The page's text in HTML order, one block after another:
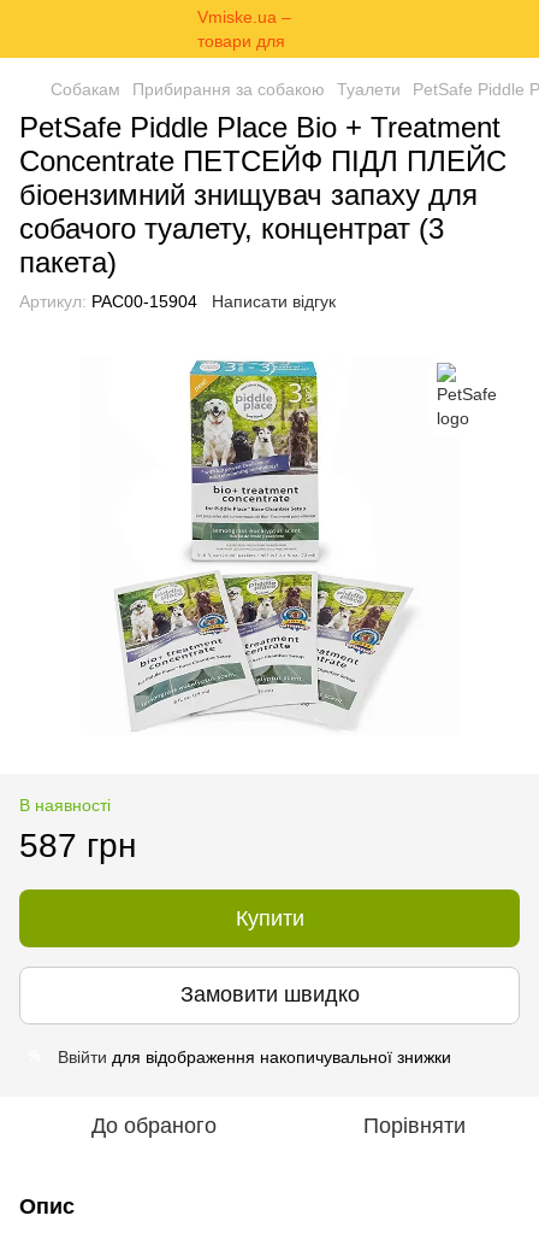
Собакам Прибирання за собакою Туалети PetSafe Piddle
PetSafe Piddle Place Bio + Treatment
Concentrate ПЕТСЕЙФ ПІДЛ ПЛЕЙС
біоензимний знищувач запаху для
собачого туалету, концентрат (3
пакета)
Артикул: PAC00-15904 Написати відгук
В наявності
587 грн
Купити
Замовити швидко
Ввійти для відображення накопичувальної знижки
До обраного Порівняти
Опис